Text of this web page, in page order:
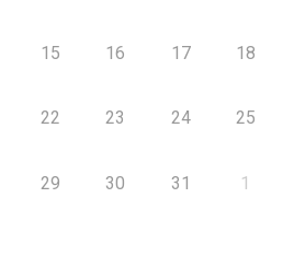
15 16 17 18
22 23 24 25
29 30 31 1